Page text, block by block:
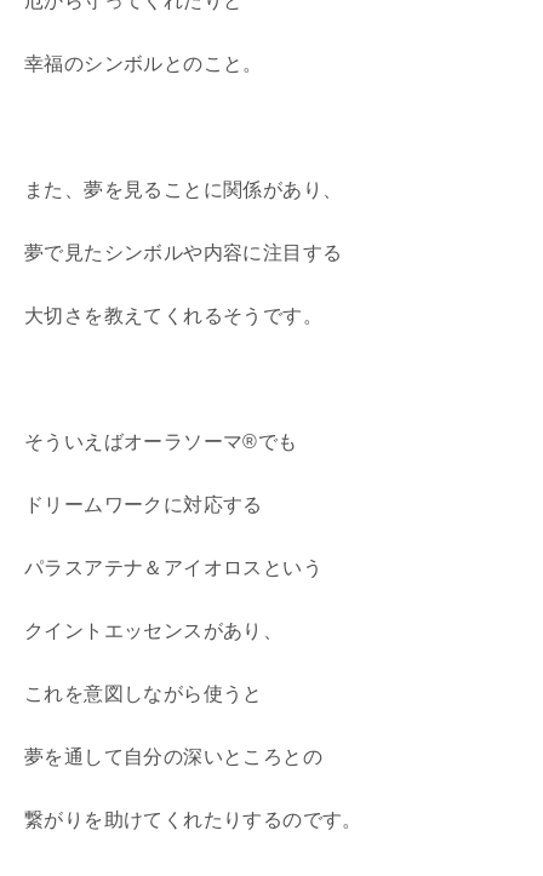
幸福のシンボルとのこと。
また、夢を見ることに関係があり、
夢で見たシンボルや内容に注目する
大切さを教えてくれるそうです。
そういえばオーラソーマ®でも
ドリームワークに対応する
パラスアテナ＆アイオロスという
クイントエッセンスがあり、
これを意図しながら使うと
夢を通して自分の深いところとの
繋がりを助けてくれたりするのです。